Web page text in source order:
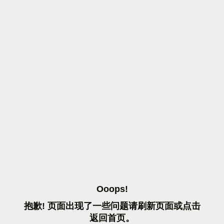
OOOPS!
抱歉! 页面出现了一些问题请刷 新页面或点击
返 回首页。